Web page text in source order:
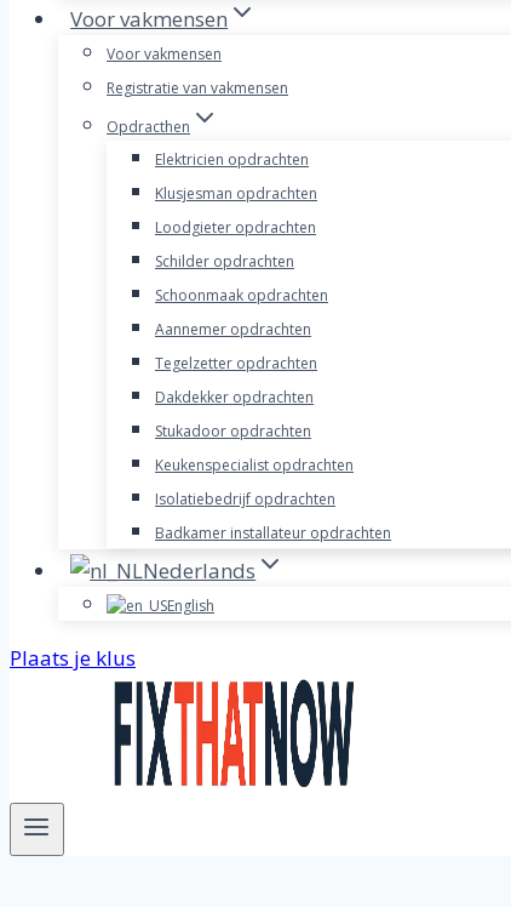
Voor vakmensen
Voor vakmensen
Registratie van vakmensen
Opdracthen
Elektricien opdrachten
Klusjesman opdrachten
Loodgieter opdrachten
Schilder opdrachten
Schoonmaak opdrachten
Aannemer opdrachten
Tegelzetter opdrachten
Dakdekker opdrachten
Stukadoor opdrachten
Keukenspecialist opdrachten
Isolatiebedrijf opdrachten
Badkamer installateur opdrachten
Nederlands
English
Plaats je klus